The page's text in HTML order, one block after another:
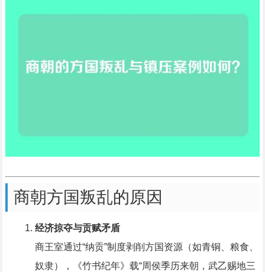
商朝方国叛乱的原因
经济掠夺与贡赋矛盾
商王室通过“纳贡”制度剥削方国资源（如青铜、粮食、
奴隶），《竹书纪年》载“周侯季历来朝，武乙赐地三